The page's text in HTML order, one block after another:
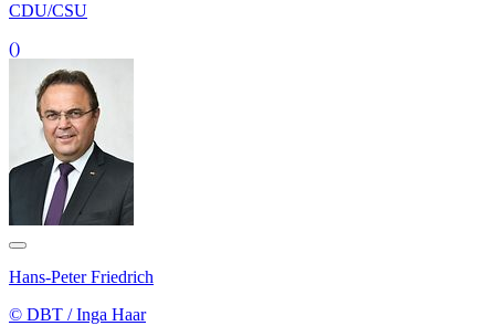
CDU/CSU
()
Hans-Peter Friedrich
© DBT / Inga Haar